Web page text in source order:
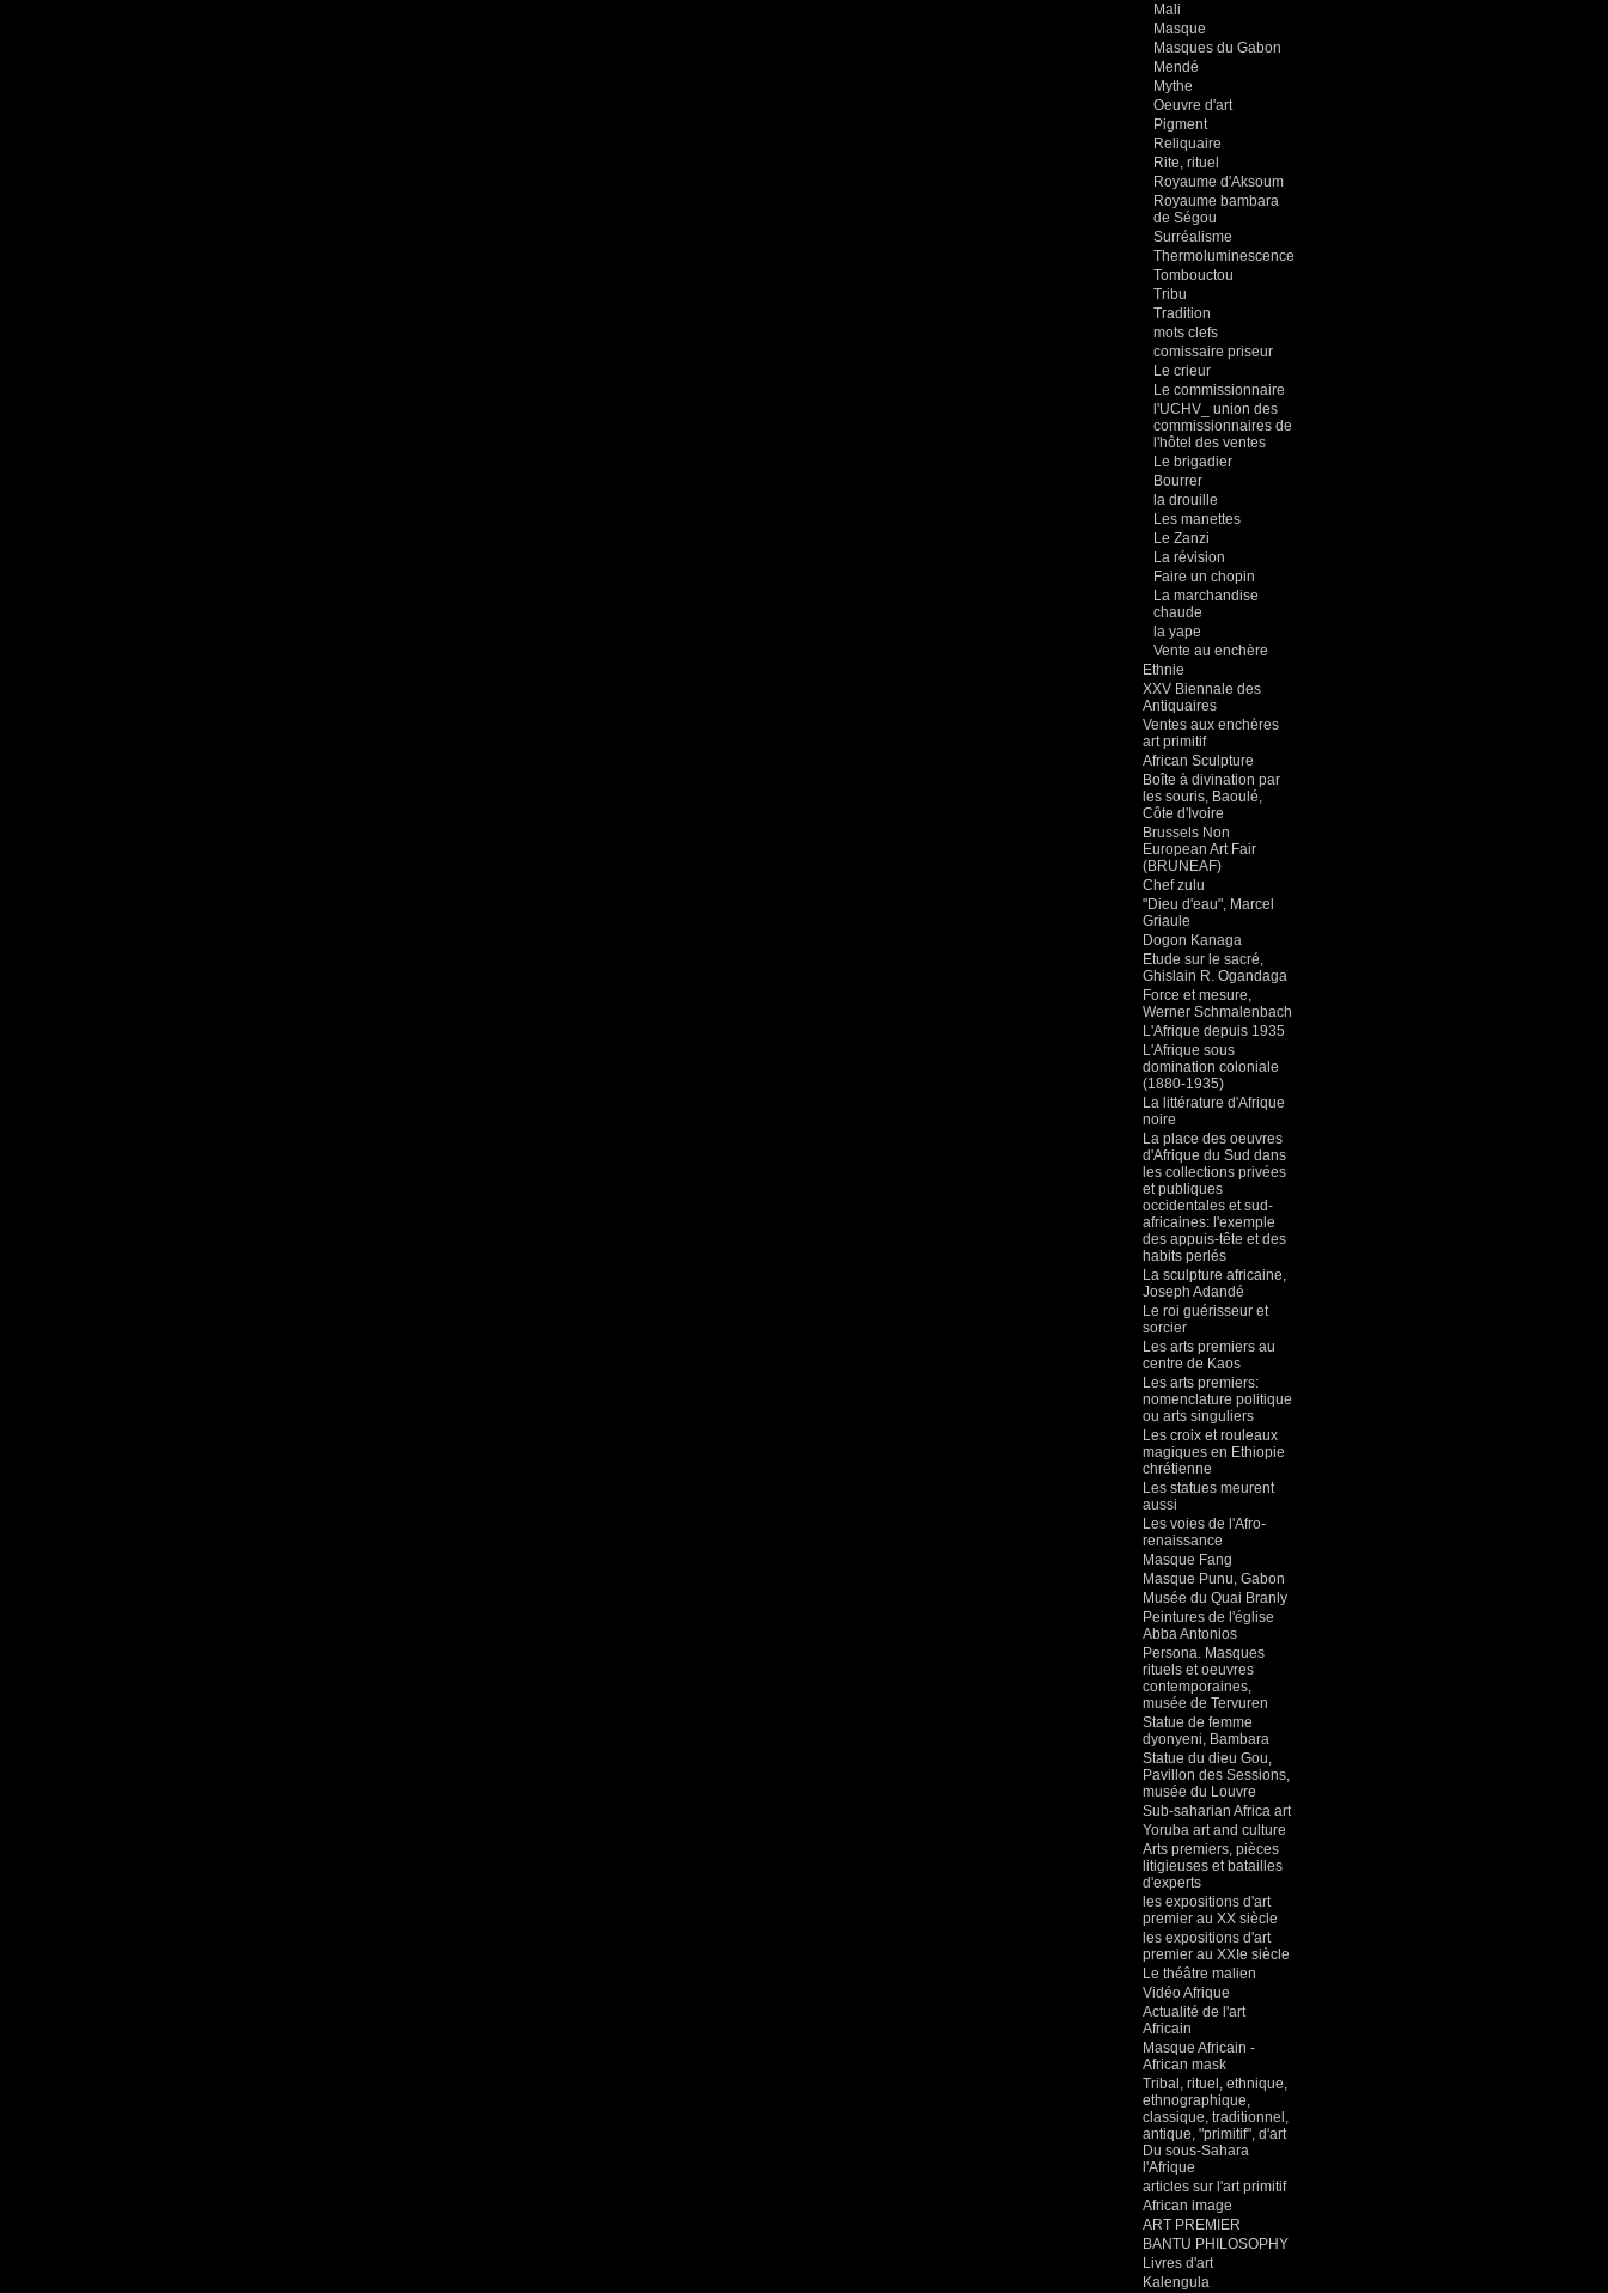
Mali
Masque
Masques du Gabon
Mendé
Mythe
Oeuvre d'art
Pigment
Reliquaire
Rite, rituel
Royaume d'Aksoum
Royaume bambara
de Ségou
Surréalisme
Thermoluminescence
Tombouctou
Tribu
Tradition
mots clefs
comissaire priseur
Le crieur
Le commissionnaire
l'UCHV_ union des
commissionnaires de
l'hôtel des ventes
Le brigadier
Bourrer
la drouille
Les manettes
Le Zanzi
La révision
Faire un chopin
La marchandise
chaude
la yape
Vente au enchère
Ethnie
XXV Biennale des
Antiquaires
Ventes aux enchères
art primitif
African Sculpture
Boîte à divination par
les souris, Baoulé,
Côte d'Ivoire
Brussels Non
European Art Fair
(BRUNEAF)
Chef zulu
"Dieu d'eau", Marcel
Griaule
Dogon Kanaga
Etude sur le sacré,
Ghislain R. Ogandaga
Force et mesure,
Werner Schmalenbach
L'Afrique depuis 1935
L'Afrique sous
domination coloniale
(1880-1935)
La littérature d'Afrique
noire
La place des oeuvres
d'Afrique du Sud dans
les collections privées
et publiques
occidentales et sud-
africaines: l'exemple
des appuis-tête et des
habits perlés
La sculpture africaine,
Joseph Adandé
Le roi guérisseur et
sorcier
Les arts premiers au
centre de Kaos
Les arts premiers:
nomenclature politique
ou arts singuliers
Les croix et rouleaux
magiques en Ethiopie
chrétienne
Les statues meurent
aussi
Les voies de l'Afro-
renaissance
Masque Fang
Masque Punu, Gabon
Musée du Quai Branly
Peintures de l'église
Abba Antonios
Persona. Masques
rituels et oeuvres
contemporaines,
musée de Tervuren
Statue de femme
dyonyeni, Bambara
Statue du dieu Gou,
Pavillon des Sessions,
musée du Louvre
Sub-saharian Africa art
Yoruba art and culture
Arts premiers, pièces
litigieuses et batailles
d'experts
les expositions d'art
premier au XX siècle
les expositions d'art
premier au XXIe siècle
Le théâtre malien
Vidéo Afrique
Actualité de l'art
Africain
Masque Africain -
African mask
Tribal, rituel, ethnique,
ethnographique,
classique, traditionnel,
antique, "primitif", d'art
Du sous-Sahara
l'Afrique
articles sur l'art primitif
African image
ART PREMIER
BANTU PHILOSOPHY
Livres d'art
Kalengula